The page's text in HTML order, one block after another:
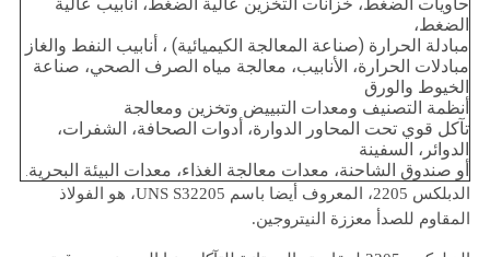
حاويات الضغط، خزانات التخزين عالية الضغط، أنابيب عالية
الضغط،
مبادلة الحرارة (صناعة المعالجة الكيميائية) ، أنابيب النفط والغاز
مبادلات الحرارة، الأنابيب، معالجة مياه الصرف الصحي، صناعة
الخيوط والورق
أنظمة التصنيف ومعدات التبييض وتخزين ومعالجة
تآكل قوي تحت المحاور الدوارة، أدوات الصحافة، الشفرات،
الدوائر، السفينة
أو صندوق الشاحنة، معدات معالجة الغذاء، معدات البيئة البحرية.
الدبلكس 2205، المعروف أيضا باسم UNS S32205، هو الفولاذ
المقاوم للصدأ معززة النيتروجين.